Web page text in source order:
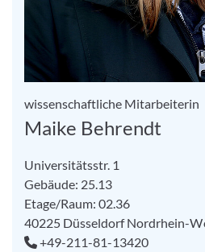
wissenschaftliche Mitarbeiterin
Maike Behrendt
Universitätsstr. 1
Gebäude: 25.13
Etage/Raum: 02.36
40225 DüsseldorfNordrhein-
+49-211-81-13420